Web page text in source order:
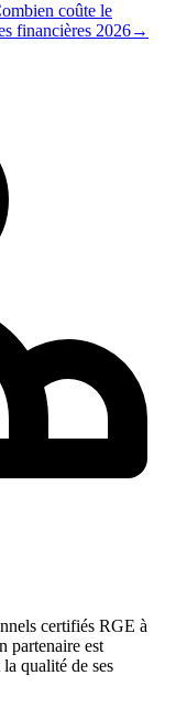
coûte le
financières 2026→
certifiés RGE à
partenaire est
qualité de ses